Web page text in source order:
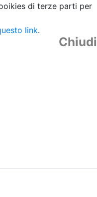
di terze parti per
link.
Chiudi